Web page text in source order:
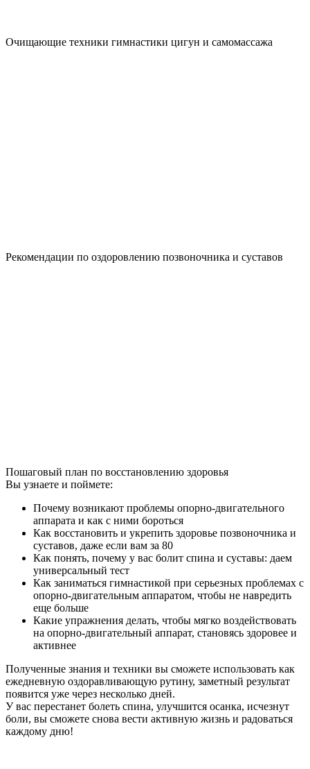
Очищающие техники гимнастики цигун и самомассажа
Рекомендации по оздоровлению позвоночника и суставов
Пошаговый план по восстановлению здоровья
Вы узнаете и поймете:
Почему возникают проблемы опорно-двигательного
аппарата и как с ними бороться
Как восстановить и укрепить здоровье позвоночника и
суставов, даже если вам за 80
Как понять, почему у вас болит спина и суставы: даем
универсальный тест
Как заниматься гимнастикой при серьезных проблемах с
опорно-двигательным аппаратом, чтобы не навредить
еще больше
Какие упражнения делать, чтобы мягко воздействовать
на опорно-двигательный аппарат, становясь здоровее и
активнее
Полученные знания и техники вы сможете использовать как
ежедневную оздоравливающую рутину, заметный результат
появится уже через несколько дней.
У вас перестанет болеть спина, улучшится осанка, исчезнут
боли, вы сможете снова вести активную жизнь и радоваться
каждому дню!